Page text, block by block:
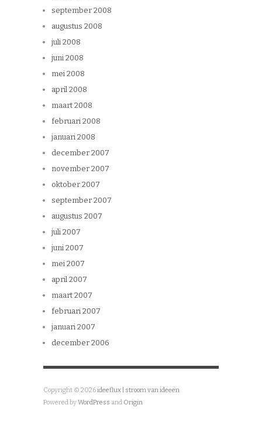
september 2008
augustus 2008
juli 2008
juni 2008
mei 2008
april 2008
maart 2008
februari 2008
januari 2008
december 2007
november 2007
oktober 2007
september 2007
augustus 2007
juli 2007
juni 2007
mei 2007
april 2007
maart 2007
februari 2007
januari 2007
december 2006
Copyright © 2026ideeflux | stroom van ideeën
Powered byWordPress and Origin